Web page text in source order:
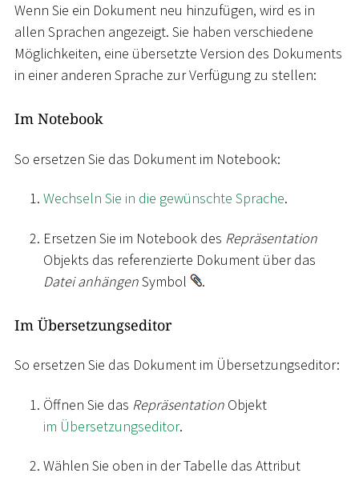
Wenn Sie ein Dokument neu hinzufügen, wird es in
allen Sprachen angezeigt. Sie haben verschiedene
Möglichkeiten, eine übersetzte Version des Dokuments
in einer anderen Sprache zur Verfügung zu stellen:
Im Notebook
So ersetzen Sie das Dokument im Notebook:
Wechseln Sie in die gewünschte Sprache.
Ersetzen Sie im Notebook des Repräsentation
Objekts das referenzierte Dokument über das
Datei anhängenSymbol .
Im Übersetzungseditor
So ersetzen Sie das Dokument im Übersetzungseditor:
Öffnen Sie das Repräsentation Objekt
im Übersetzungseditor.
Wählen Sie oben in der Tabelle das Attribut